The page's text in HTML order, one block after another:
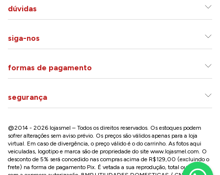
dúvidas
siga-nos
formas de pagamento
segurança
@2014 - 2026 lojasmel – Todos os direitos reservados. Os estoques podem
sofrer alterações sem aviso prévio. Os preços são válidos apenas para a loja
virtual. Em caso de divergência, o preço válido é o do carrinho. As fotos aqui
veiculadas, logotipo e marca são de propriedade do site www.lojasmel.com. O
desconto de 5% será concedido nas compras acima de R$129,00 (excluindo o
frete) na forma de pagamento Pix. É vetada a sua reprodução, total ou parcial,